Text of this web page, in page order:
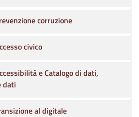
corruzione
civico
e Catalogo di dati,
dati
al digitale